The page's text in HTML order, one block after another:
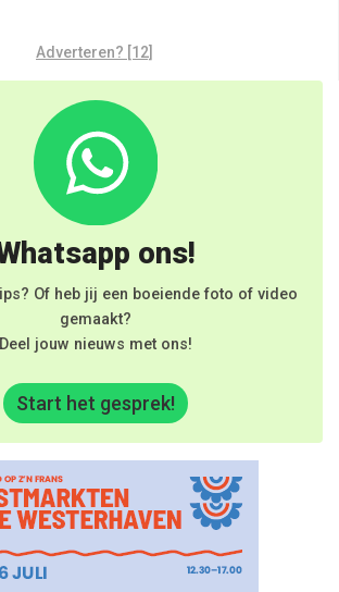
Adverteren? [12]
ons!
Of heb jij een boeiende foto of video
gemaakt?
Deel jouw nieuws met ons!
Start het gesprek!